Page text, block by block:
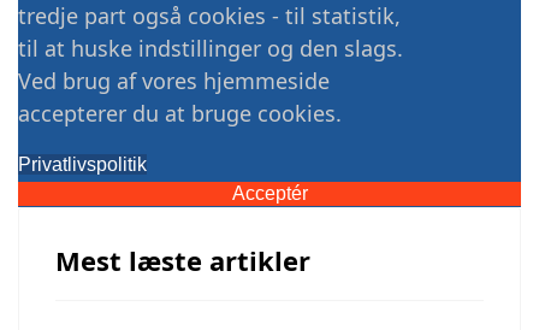
tredje part også cookies - til statistik,
til at huske indstillinger og den slags.
Ved brug af vores hjemmeside
accepterer du at bruge cookies.
Privatlivspolitik
Acceptér
Mest læste artikler